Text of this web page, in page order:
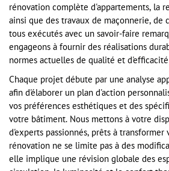
rénovation complète d'appartements, la
ainsi que des travaux de maçonnerie, de
tous exécutés avec un savoir-faire
engageons à fournir des réalisations
normes actuelles de qualité et
Chaque projet débute par une analyse
afin d'élaborer un plan d'action
vos préférences esthétiques et des
votre bâtiment. Nous mettons à votre
d'experts passionnés, prêts à transformer
rénovation ne se limite pas à des
elle implique une révision globale des